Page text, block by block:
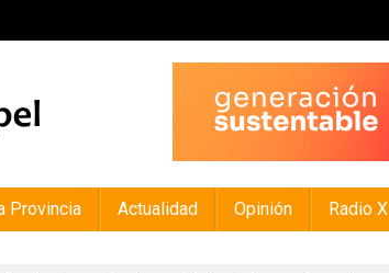
Provincia Actualidad Opinión Radio X